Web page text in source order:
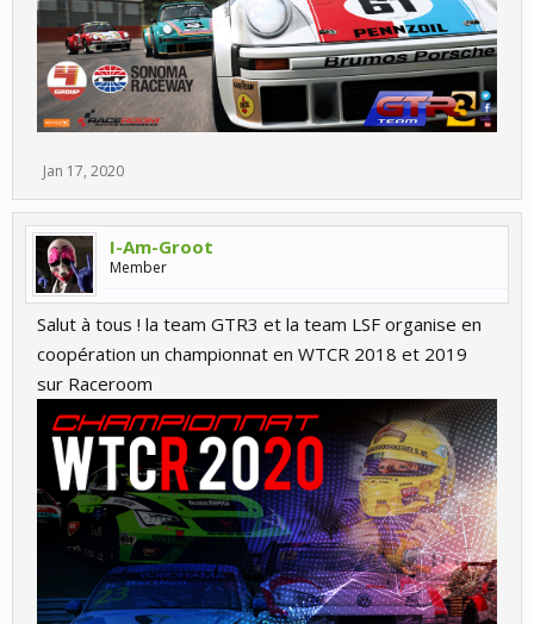
Jan 17, 2020
I-Am-Groot
Member
Salut à tous ! la team GTR3 et la team LSF organise en
coopération un championnat en WTCR 2018 et 2019
sur Raceroom